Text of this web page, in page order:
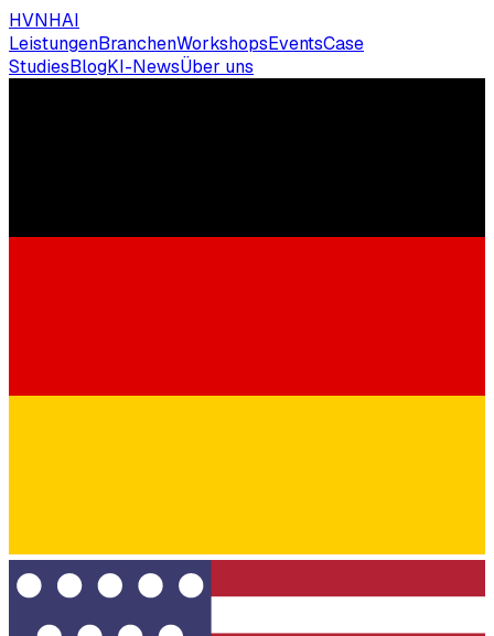
HVNHAI
LeistungenBranchenWorkshopsEventsCase
StudiesBlogKI-NewsÜber uns